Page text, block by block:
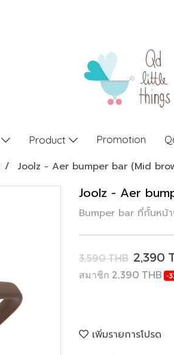
Product Promotion
Joolz - Aer bumper bar (Mid
Joolz - Aer
Bumper bar ที่กั้นหน้
3,590 THB 2,390
สมาชิก 2,390 THB -
เพิ่มรายการโปรด